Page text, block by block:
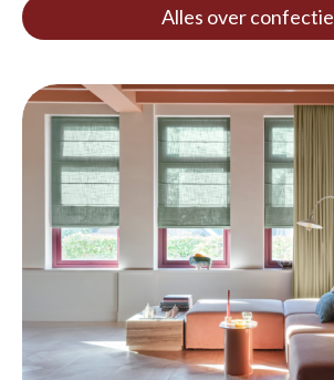
Alles over confectie